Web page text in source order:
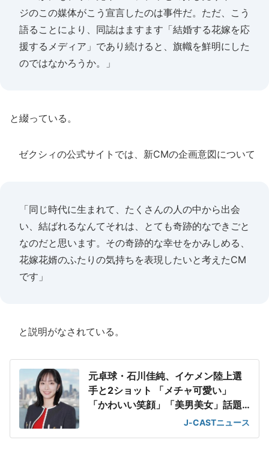
ジのこの媒体がこう宣言したのは事件だ。ただ、こう
語ることにより、同誌はますます「結婚する花嫁を応
援するメディア」であり続けると、旗幟を鮮明にした
のではなかろうか。」
と綴っている。
ゼクシィの公式サイトでは、新CMの企画意図について
「同じ時代に生まれて、たくさんの人の中から出会
い、結ばれるなんてそれは、とても奇跡的なできごと
なのだと思います。その奇跡的な幸せをかみしめる、
花嫁花婿のふたりの気持ちを表現したいと考えたCM
です」
と説明がなされている。
元卓球・石川佳純、イケメン陸上選
手と2ショット 「メチャ可愛い」
「かわいい笑顔」「美男美女」話題
J-CASTニュース